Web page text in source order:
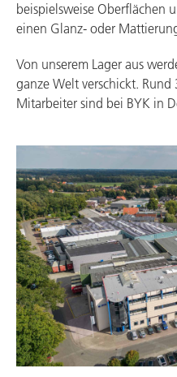
beispielsweise Oberflächen
einen Glanz- oder
Von unserem Lager aus
ganze Welt verschickt.
Mitarbeiter sind bei BYK in